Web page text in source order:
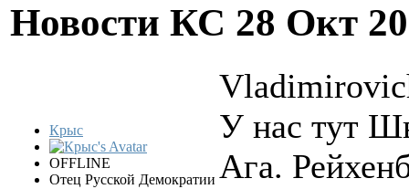
Новости КС 28 Окт
Крыс
OFFLINE
Отец Русской Демократии
У нас тут
Ага.